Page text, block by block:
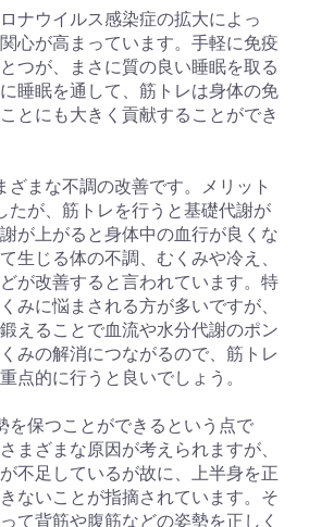
ナウイルス感染症の拡大によっ
心が高まっています。手軽に免疫
つが、まさに質の良い睡眠を取る
睡眠を通して、筋トレは身体の免
とにも大きく貢献することができ
ざまな不調の改善です。メリット
たが、筋トレを行うと基礎代謝が
が上がると身体中の血行が良くな
生じる体の不調、むくみや冷え、
が改善すると言われています。特
みに悩まされる方が多いですが、
えることで血流や水分代謝のポン
みの解消につながるので、筋トレ
点的に行うと良いでしょう。
を保つことができるという点で
まざまな原因が考えられますが、
不足しているが故に、上半身を正
ないことが指摘されています。そ
て背筋や腹筋などの姿勢を正しく